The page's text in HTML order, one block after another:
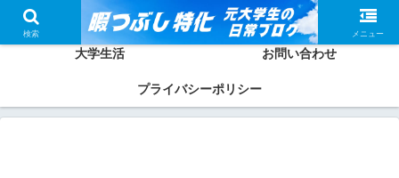
ホーム かしわってどんな人？
大学生活 お問い合わせ
プライバシーポリシー
検索 メニュー